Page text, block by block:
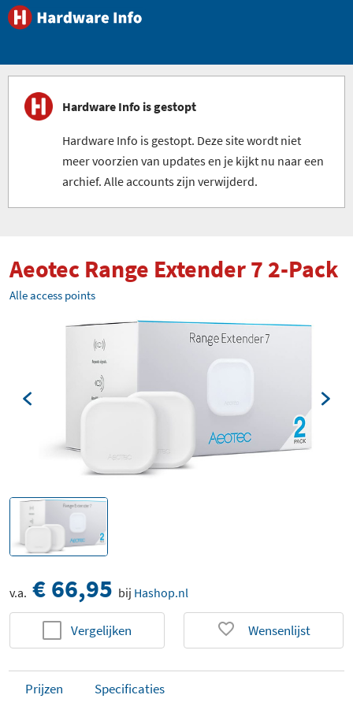
Hardware Info is gestopt
Hardware Info is gestopt. Deze site wordt niet
meer voorzien van updates en je kijkt nu naar een
archief. Alle accounts zijn verwijderd.
Aeotec Range Extender 7 2-Pack
Alle access points
v.a. € 66,95 bij Hashop.nl
Vergelijken Wensenlijst
Prijzen Specificaties